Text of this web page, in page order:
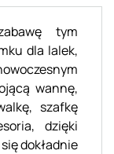
tym
dla lalek,
wannę,
szafkę
dzięki
dokładnie